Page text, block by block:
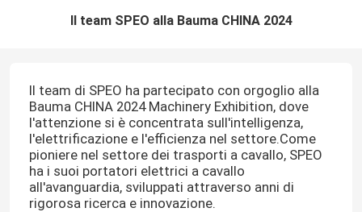
Il team SPEO alla Bauma CHINA 2024
Il team di SPEO ha partecipato con orgoglio alla
Bauma CHINA 2024 Machinery Exhibition, dove
l'attenzione si è concentrata sull'intelligenza,
l'elettrificazione e l'efficienza nel settore.Come
pioniere nel settore dei trasporti a cavallo, SPEO
ha i suoi portatori elettrici a cavallo
all'avanguardia, sviluppati attraverso anni di
rigorosa ricerca e innovazione.